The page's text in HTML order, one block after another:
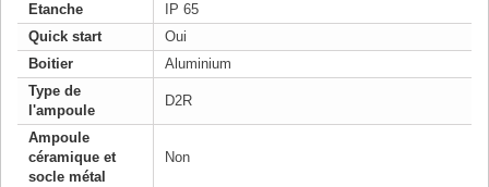
Etanche
IP 65
Quick start
Oui
Boitier
Aluminium
Type de
l'ampoule
D2R
Ampoule
céramique et
socle métal
Non